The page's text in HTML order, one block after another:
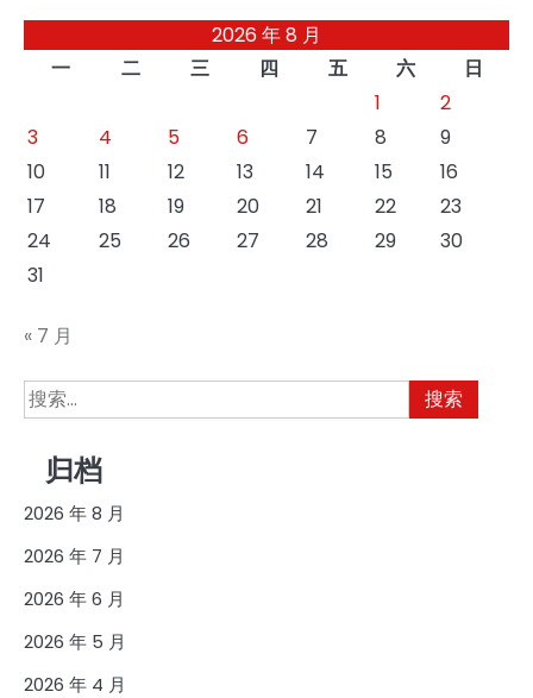
2026 年 8 月
一
二 三 四 五 六
日
1
2
3
4 5 6 7 8
9
10
11 12 13 14 15
16
17
18 19 20 21 22
23
24
25 26 27 28 29
30
31
« 7 月
搜
索：
归档
2026 年 8 月
2026 年 7 月
2026 年 6 月
2026 年 5 月
2026 年 4 月